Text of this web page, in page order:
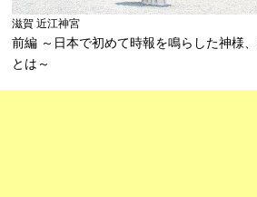
滋賀 近江神宮
前編 ～日本で初めて時報を鳴らした神様
とは～